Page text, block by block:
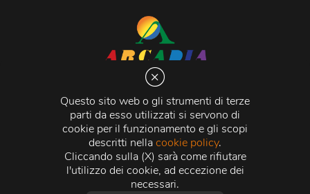
Questo sito web o gli strumenti di terze
parti da esso utilizzati si servono di
cookie per il funzionamento e gli scopi
descritti nellacookie policy.
Cliccando sulla (X) sarà come rifiutare
l'utilizzo dei cookie, ad eccezione dei
necessari.
Via Martiri della Libertà 20066 Melzo (MI)
C.C.I.A.A. - R.E.A di Milano n. 1427910
Registro delle Imprese di Milano n. 338392 -
Fiscale e Partita Iva11015840157 | Capitale Sociale
500.000,00 i.v.
Credits:Crea Informatica S.r.l. 2026 © Tutti i diritti
riservati.